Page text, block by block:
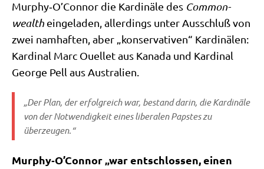
Murphy‑O’Connor die Kar­di­nä­le des Com­mon­
wealth ein­ge­la­den, aller­dings unter Aus­schluß von
zwei nam­haf­ten, aber „kon­ser­va­ti­ven“ Kar­di­nä­len:
Kar­di­nal Marc Ouel­let aus Kana­da und Kar­di­nal
Geor­ge Pell aus Australien.
„Der Plan, der erfolg­reich war, bestand dar­in, die Kar­di­nä­le
von der Not­wen­dig­keit eines libe­ra­len Pap­stes zu
überzeugen.“
Murphy‑O’Connor „war ent­schlos­sen, einen